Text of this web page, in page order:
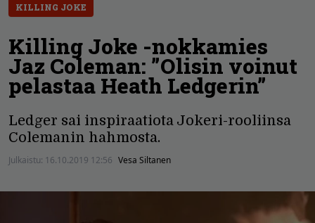
KILLING JOKE
Killing Joke -nokkamies
Jaz Coleman: ”Olisin voinut
pelastaa Heath Ledgerin”
Ledger sai inspiraatiota Jokeri-rooliinsa
Colemanin hahmosta.
Julkaistu: 16.10.2019 12:56 Vesa Siltanen